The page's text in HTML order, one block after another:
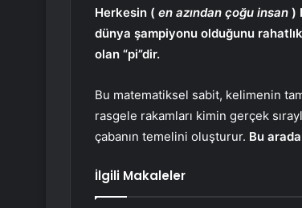
Herkesin ( en azından çoğu insan )
dünya şampiyonu olduğunu
olan “pi”dir.
Bu matematiksel sabit, kelimenin
rasgele rakamları kimin gerçek
çabanın temelini oluşturur. Bu
İlgili Makaleler